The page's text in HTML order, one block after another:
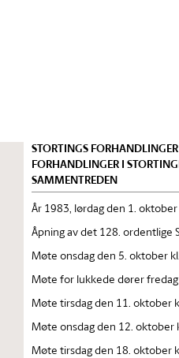
STORTINGS
FORHANDLINGER I
SAMMENTREDEN
År 1983, lørdag den 1. oktober
Åpning av det 128. ordentlige
Møte onsdag den 5. oktober
Møte for lukkede dører
Møte tirsdag den 11. oktober
Møte onsdag den 12. oktober
Møte tirsdag den 18. oktober